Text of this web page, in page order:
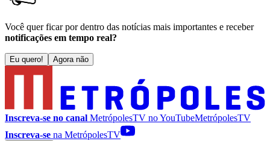
Você quer ficar por dentro das notícias mais importantes e receber
notificações em tempo real?
Eu quero! Agora não
Inscreva-se no canal MetrópolesTV noYouTubeMetrópolesTV
Inscreva-se na MetrópolesTV